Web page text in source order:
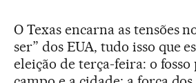
O Texas encarna as tensões
ser” dos EUA, tudo isso que
eleição de terça-feira: o